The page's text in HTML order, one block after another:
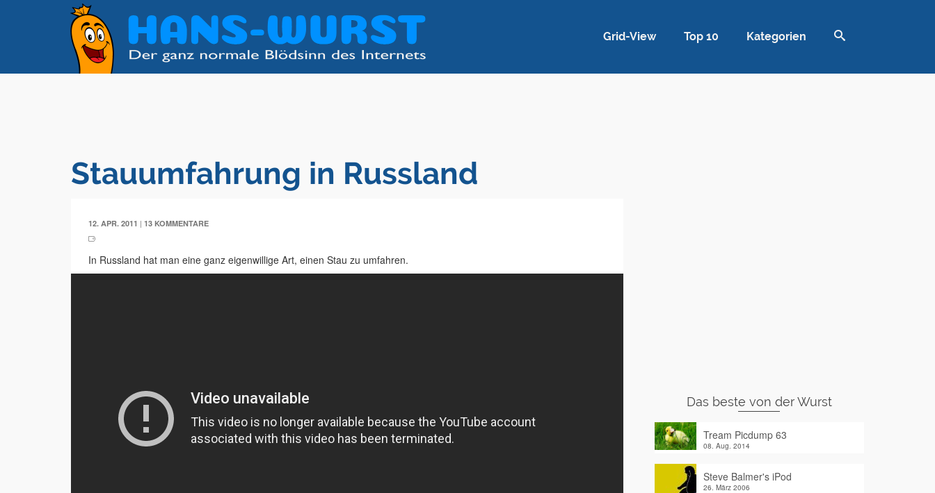
Grid-View Top 10 Kategorien
Stauumfahrung in Russland
12. APR. 2011 | 13 KOMMENTARE
In Russland hat man eine ganz eigenwillige Art, einen Stau zu umfahren.
Das beste von der Wurst
Tream Picdump 63
08. Aug. 2014
Steve Balmer's iPod
26. März 2006